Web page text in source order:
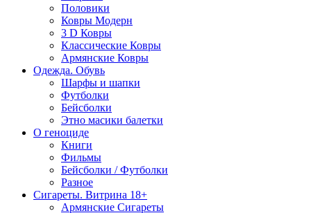
Половики
Ковры Модерн
3 D Ковры
Классические Ковры
Армянские Ковры
Одежда. Обувь
Шарфы и шапки
Футболки
Бейсболки
Этно масики балетки
О геноциде
Книги
Фильмы
Бейсболки / Футболки
Разное
Сигареты. Витрина 18+
Армянские Сигареты